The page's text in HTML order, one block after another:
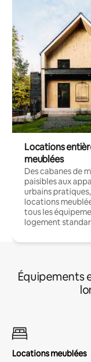
Locations
meublées
Des cabanes de
paisibles aux
urbains
locations
tous les
logement
Équipements
Locations meublées